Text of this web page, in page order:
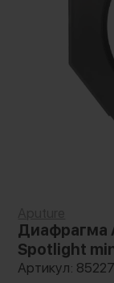
Диафрагма
Spotlight
Артикул: 85227